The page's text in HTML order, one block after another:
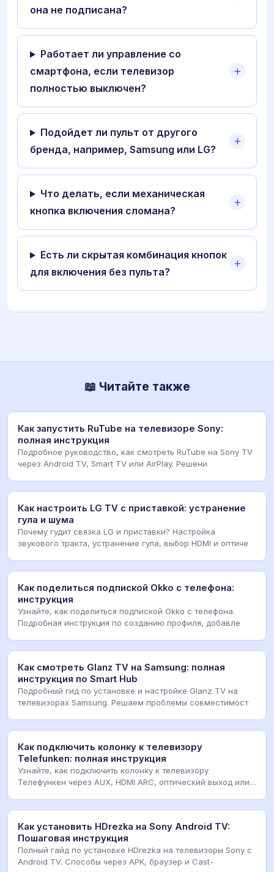
она не подписана?
Работает ли управление со
смартфона, если телевизор
полностью выключен?
Подойдет ли пульт от другого
бренда, например, Samsung или LG?
Что делать, если механическая
кнопка включения сломана?
Есть ли скрытая комбинация кнопок
для включения без пульта?
📖 Читайте также
Как запустить RuTube на телевизоре Sony:
полная инструкция
Подробное руководство, как смотреть RuTube на Sony TV
через Android TV, Smart TV или AirPlay. Решени
Как настроить LG TV с приставкой: устранение
гула и шума
Почему гудит связка LG и приставки? Настройка
звукового тракта, устранение гула, выбор HDMI и оптиче
Как поделиться подпиской Okko с телефона:
инструкция
Узнайте, как поделиться подпиской Okko с телефона.
Подробная инструкция по созданию профиля, добавле
Как смотреть Glanz TV на Samsung: полная
инструкция по Smart Hub
Подробный гид по установке и настройке Glanz TV на
телевизорах Samsung. Решаем проблемы совместимост
Как подключить колонку к телевизору
Telefunken: полная инструкция
Узнайте, как подключить колонку к телевизору
Телефункен через AUX, HDMI ARC, оптический выход или
Как установить HDrezka на Sony Android TV:
Пошаговая инструкция
Полный гайд по установке HDrezka на телевизоры Sony с
Android TV. Способы через APK, браузер и Cast-